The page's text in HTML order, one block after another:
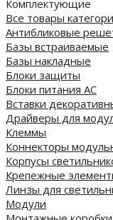
Комплектующие
Все товары
Антибликовые
Базы встраиваемые
Базы накладные
Блоки защиты
Блоки питания AC
Вставки
Драйверы для
Клеммы
Коннекторы
Корпусы
Крепежные
Линзы для
Модули